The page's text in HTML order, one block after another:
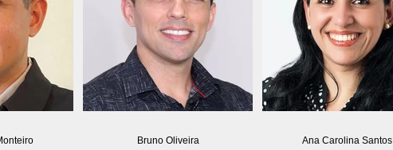
Bruno Oliveira Ana Carolina Santos